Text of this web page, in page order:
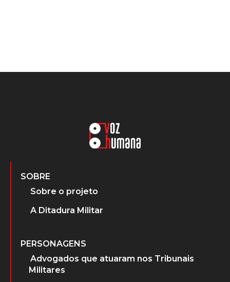
SOBRE
Sobre o projeto
A Ditadura Militar
PERSONAGENS
Advogados que atuaram nos Tribunais
Militares